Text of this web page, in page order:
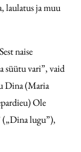
laulatus ja muu
naise
süütu vari”, vaid
Dina (Maria
Ole
(„Dina lugu”),